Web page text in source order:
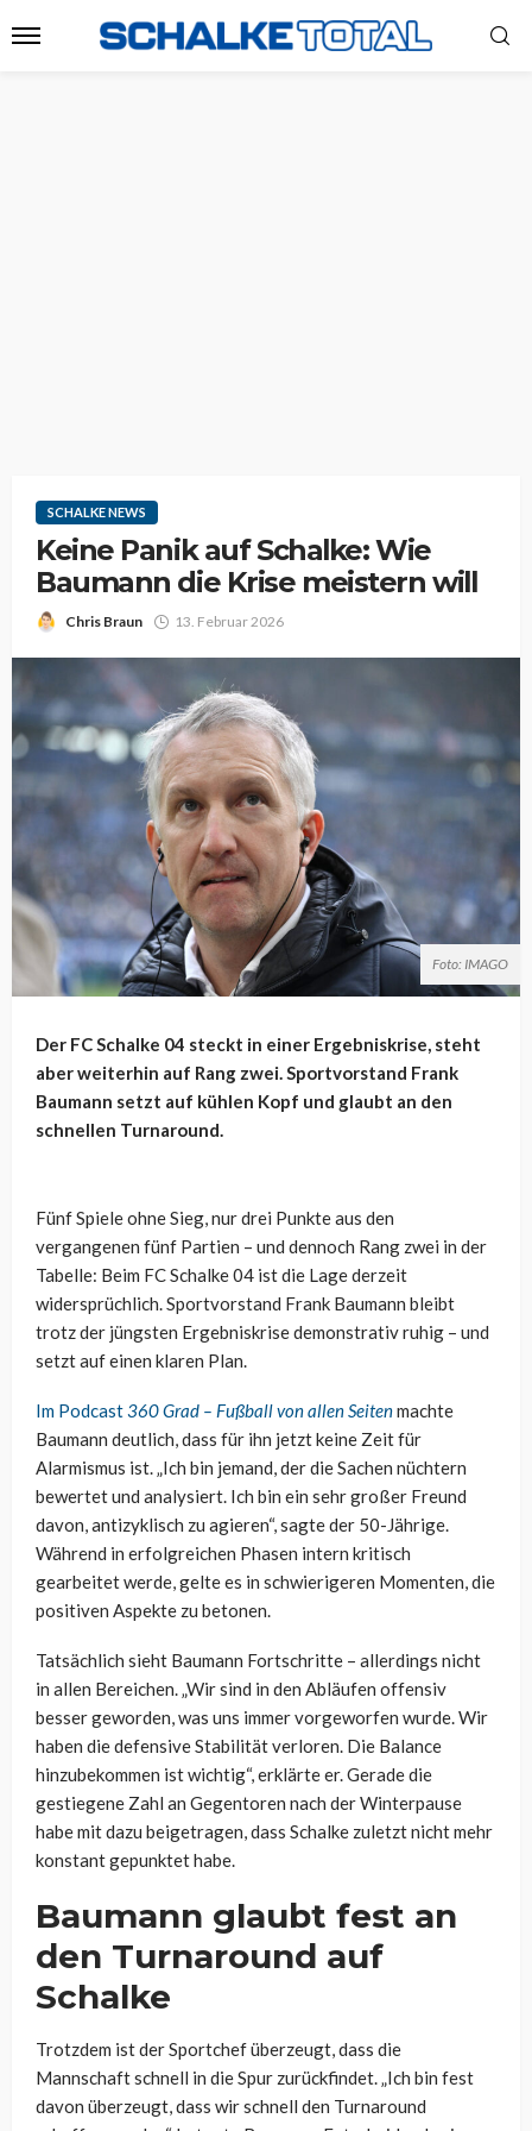
SCHALKE NEWS
Keine Panik auf Schalke: Wie
Baumann die Krise meistern will
Chris Braun 13. Februar 2026
Foto: IMAGO
Der FC Schalke 04 steckt in einer Ergebniskrise, steht
aber weiterhin auf Rang zwei. Sportvorstand Frank
Baumann setzt auf kühlen Kopf und glaubt an den
schnellen Turnaround.
Fünf Spiele ohne Sieg, nur drei Punkte aus den
vergangenen fünf Partien – und dennoch Rang zwei in der
Tabelle: Beim FC Schalke 04 ist die Lage derzeit
widersprüchlich. Sportvorstand Frank Baumann bleibt
trotz der jüngsten Ergebniskrise demonstrativ ruhig – und
setzt auf einen klaren Plan.
Im Podcast360 Grad – Fußball von allen Seitenmachte
Baumann deutlich, dass für ihn jetzt keine Zeit für
Alarmismus ist. „Ich bin jemand, der die Sachen nüchtern
bewertet und analysiert. Ich bin ein sehr großer Freund
davon, antizyklisch zu agieren“, sagte der 50-Jährige.
Während in erfolgreichen Phasen intern kritisch
gearbeitet werde, gelte es in schwierigeren Momenten, die
positiven Aspekte zu betonen.
Tatsächlich sieht Baumann Fortschritte – allerdings nicht
in allen Bereichen. „Wir sind in den Abläufen offensiv
besser geworden, was uns immer vorgeworfen wurde. Wir
haben die defensive Stabilität verloren. Die Balance
hinzubekommen ist wichtig“, erklärte er. Gerade die
gestiegene Zahl an Gegentoren nach der Winterpause
habe mit dazu beigetragen, dass Schalke zuletzt nicht mehr
konstant gepunktet habe.
Baumann glaubt fest an
den Turnaround auf
Schalke
Trotzdem ist der Sportchef überzeugt, dass die
Mannschaft schnell in die Spur zurückfindet. „Ich bin fest
davon überzeugt, dass wir schnell den Turnaround